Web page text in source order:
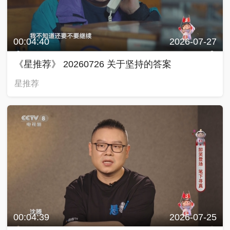
00:04:40 2026-07-27
《星推荐》 20260726 关于坚持的答案
星推荐
00:04:39 2026-07-25